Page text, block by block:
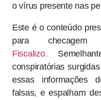
o vírus presente nas
Este é o conteúdo
para checagem
Fiscalizo.
conspiratórias
essas informações
falsas, e espalham